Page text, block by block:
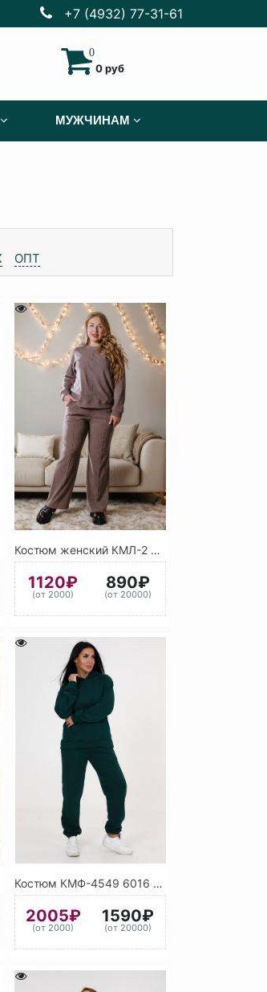
+7 (4932) 77-31-61
0
0 руб
МУЖЧИНАМ
ОПТ
Костюм женский КМЛ-2 9025 (Серый)
1120₽
(от 2000)
890₽
(от 20000)
Костюм КМФ-4549 6016 (Бирюзово-зелёный)
2005₽
(от 2000)
1590₽
(от 20000)